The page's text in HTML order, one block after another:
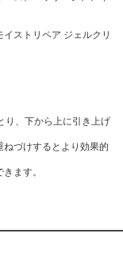
イストリペア ジェルクリ
、下から上に引き上げ
づけするとより効果的
ます。